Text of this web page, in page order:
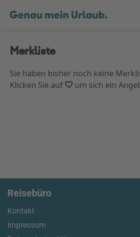
Merkliste
Sie haben bisher noch keine
Klicken Sie auf
um sich ein
Reisebüro
Kontakt
Impressum